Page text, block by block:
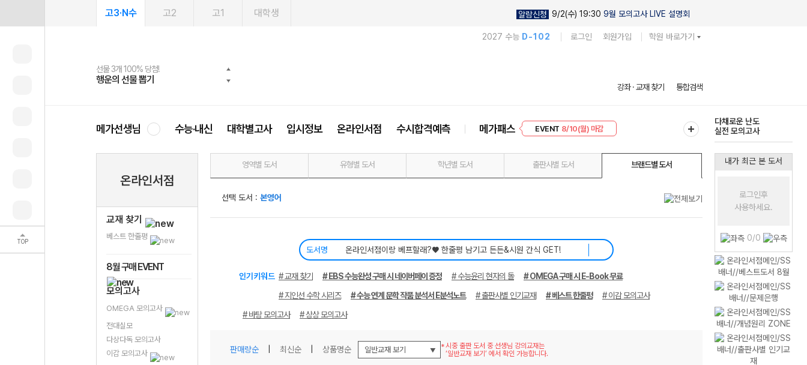
TOP
고3·N수 고2 고1 대학생 알람신청 9/2(수) 19:30 9월 모의고사 LIVE 설명회
2027 수능 D-102 로그인 회원가입 학원 바로가기
메가스터디
선물 3개 100% 당첨!
행운의 선물 뽑기
선물 100% 증정!
메가스터디 X 올리브
여름방학 스터디 캐시백
메가런 썸머스쿨
2027 러셀 단과
강사 공개선발
스마트러닝앱
설문 EVENT
메가패스
3일 무료 체험권
메가패스 수강생 무료혜택!
메가클럽 멤버십
사회공헌 캠페인
희망이룸 메가나눔
강좌 · 교재 찾기 통합검색
메가선생님 수능·내신 대학별고사 입시정보 온라인서점 수시합격예측 메가패스 EVENT 8/10(월) 마감
프리미엄 30 8/10(월) 마감
현우진의
킬링캠프 시즌1
온라인서점
교재 찾기
베스트 한줄평
8월 구매 EVENT
모의고사
OMEGA 모의고사
전대실모
다상다독 모의고사
이감 모의고사
영역별 도서 유형별 도서 학년별 도서 출판사별 도서 브랜드별 도서
선택 도서 : 본영어
도서명
인기키워드 # 교재 찾기 # EBS 수능완성 구매 시 네이버페이 증정 # 수능윤리 현자의 돌
# OMEGA 구매 시 E-Book 무료
# 지인선 수학 시리즈
# 수능 연계 문학 작품 분석서 E분석노트 # 출판사별 인기교재 # 베스트 한줄평
# 이감 모의고사
# 바탕 모의고사
# 상상 모의고사
판매량순 최신순 상품명순
시중 출판 도서 중 선생님 강의교재는
‘일반교재 보기’ 에서 확인 가능합니다.
내가 최근 본 도서
로그인후
사용하세요.
0/0